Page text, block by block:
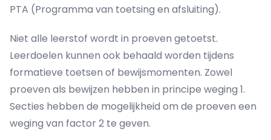
PTA (Programma van toetsing en afsluiting).
Niet alle leerstof wordt in proeven getoetst.
Leerdoelen kunnen ook behaald worden tijdens
formatieve toetsen of bewijsmomenten. Zowel
proeven als bewijzen hebben in principe weging 1.
Secties hebben de mogelijkheid om de proeven een
weging van factor 2 te geven.